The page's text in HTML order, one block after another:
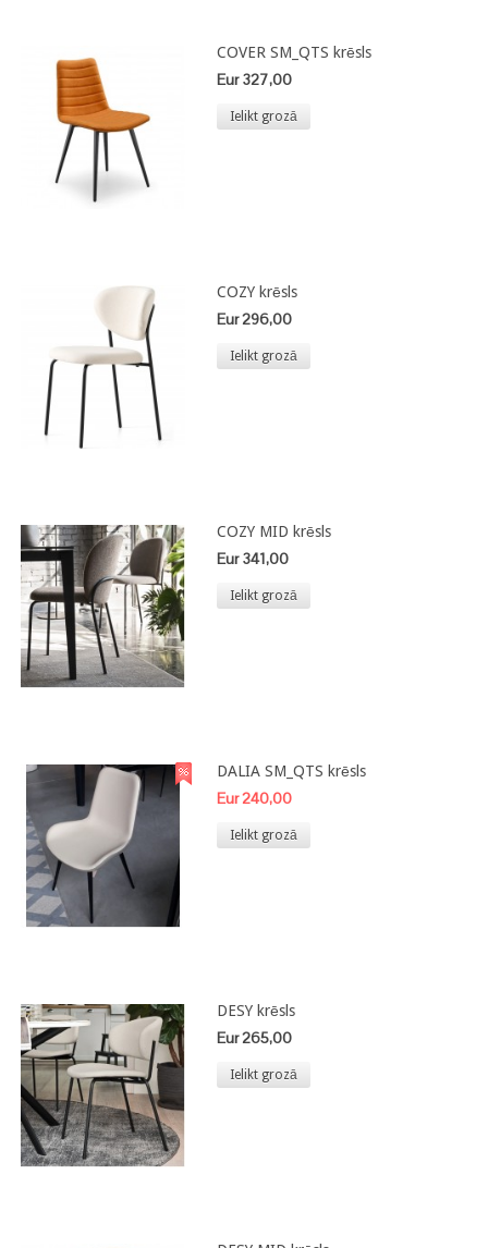
COVER SM_QTS krēsls
Eur 327,00
Ielikt grozā
COZY krēsls
Eur 296,00
Ielikt grozā
COZY MID krēsls
Eur 341,00
Ielikt grozā
DALIA SM_QTS krēsls
Eur 240,00
Ielikt grozā
DESY krēsls
Eur 265,00
Ielikt grozā